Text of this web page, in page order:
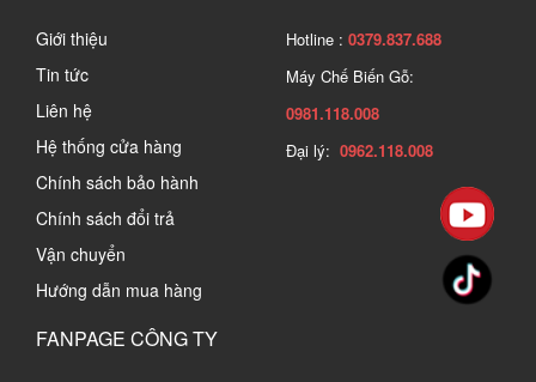
Giới thiệu
Tin tức
Liên hệ
Hệ thống cửa hàng
Chính sách bảo hành
Chính sách đổi trả
Vận chuyển
Hướng dẫn mua hàng
Hotline : 0379.837.688
Máy Chế Biến Gỗ:
0981.118.008
Đại lý: 0962.118.008
FANPAGE CÔNG TY